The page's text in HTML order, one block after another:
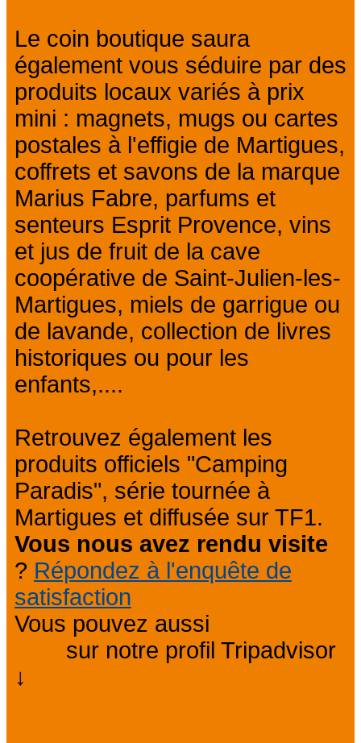
Le coin boutique saura
également vous séduire par des
produits locaux variés à prix
mini : magnets, mugs ou cartes
postales à l'effigie de Martigues,
coffrets et savons de la marque
Marius Fabre, parfums et
senteurs Esprit Provence, vins
et jus de fruit de la cave
coopérative de Saint-Julien-les-
Martigues, miels de garrigue ou
de lavande, collection de livres
historiques ou pour les
enfants,....
Retrouvez également les
produits officiels "Camping
Paradis", série tournée à
Martigues et diffusée sur TF1.
Vous nous avez rendu visite
? Répondez à l'enquête de
satisfaction
Vous pouvez aussi
sur notre profil Tripadvisor
↓